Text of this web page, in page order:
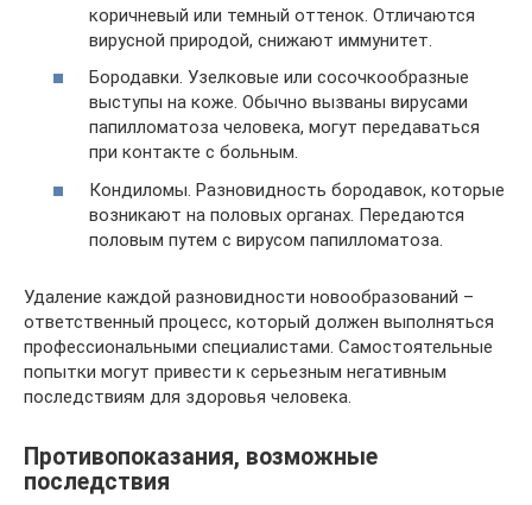
коричневый или темный оттенок. Отличаются
вирусной природой, снижают иммунитет.
Бородавки. Узелковые или сосочкообразные
выступы на коже. Обычно вызваны вирусами
папилломатоза человека, могут передаваться
при контакте с больным.
Кондиломы. Разновидность бородавок, которые
возникают на половых органах. Передаются
половым путем с вирусом папилломатоза.
Удаление каждой разновидности новообразований –
ответственный процесс, который должен выполняться
профессиональными специалистами. Самостоятельные
попытки могут привести к серьезным негативным
последствиям для здоровья человека.
Противопоказания, возможные
последствия